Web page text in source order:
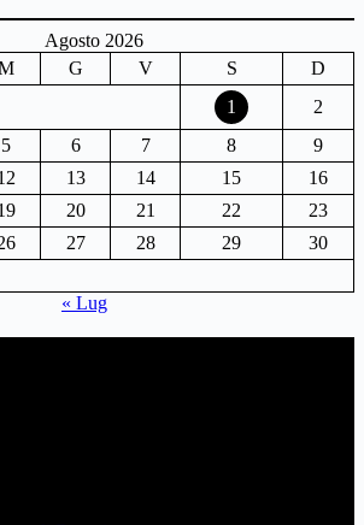
Agosto 2026
G V S
D
1
2
5 6 7 8
9
13 14 15
16
20 21 22
23
27 28 29
30
« Lug